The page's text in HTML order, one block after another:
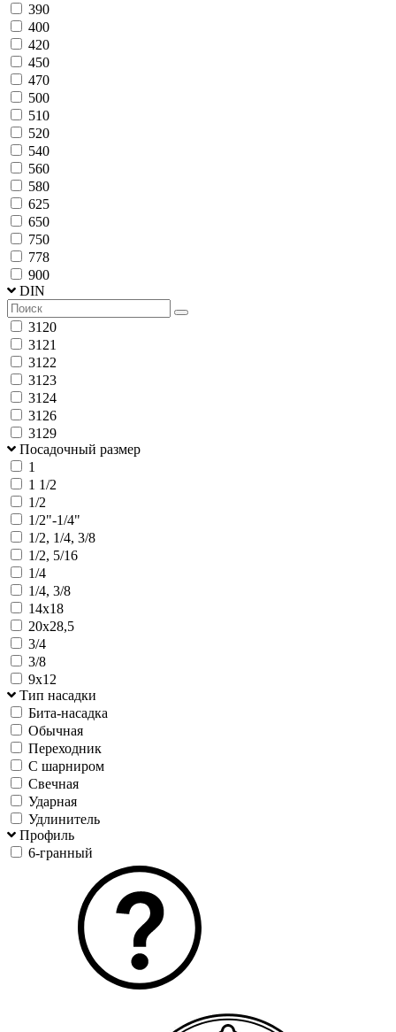
390
400
420
450
470
500
510
520
540
560
580
625
650
750
778
900
DIN
3120
3121
3122
3123
3124
3126
3129
Посадочный размер
1
1 1/2
1/2
1/2"-1/4"
1/2, 1/4, 3/8
1/2, 5/16
1/4
1/4, 3/8
14х18
20х28,5
3/4
3/8
9х12
Тип насадки
Бита-насадка
Обычная
Переходник
С шарниром
Свечная
Ударная
Удлинитель
Профиль
6-гранный